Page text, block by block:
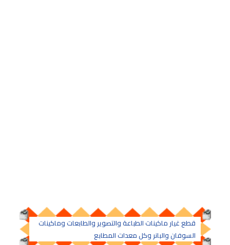
قطع غيار ماكينات الطباعة والتصوير والطابعات وماكينات
السوفان والبانر وكل معدات المطابع